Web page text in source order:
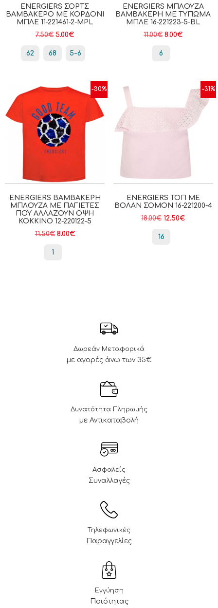
ENERGIERS ΣΟΡΤΣ
ΒΑΜΒΑΚΕΡΌ ΜΕ ΚΟΡΔΌΝΙ
ΜΠΛΕ 11-221461-2-MPL
7.50€ 5.00€
62 68 5-6
ENERGIERS ΜΠΛΟΎΖΑ
ΒΑΜΒΑΚΕΡΉ ΜΕ ΤΎΠΩΜΑ
ΜΠΛΕ 16-221223-5-BL
11.00€ 8.00€
6
-30%
ENERGIERS ΒΑΜΒΑΚΕΡΉ
ΜΠΛΟΎΖΑ ΜΕ ΠΑΓΙΈΤΕΣ
ΠΟΥ ΑΛΛΆΖΟΥΝ ΌΨΗ
ΚΟΚΚΙΝΟ 12-220122-5
11.50€ 8.00€
1
-31%
ENERGIERS ΤΟΠ ΜΕ
ΒΟΛΆΝ ΣΟΜΌΝ 16-221200-4
18.00€ 12.50€
16
Δωρεάν Μεταφορικά
με αγορές άνω των 35€
Δυνατότητα Πληρωμής
με Αντικαταβολή
Ασφαλείς
Συναλλαγές
Τηλεφωνικές
Παραγγελίες
Εγγύηση
Ποιότητας